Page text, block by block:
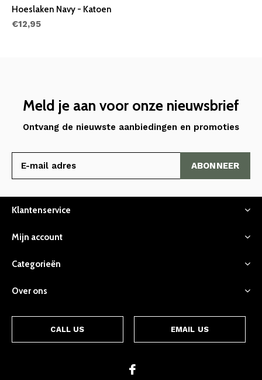
Hoeslaken Navy - Katoen
€12,95
Meld je aan voor onze nieuwsbrief
Ontvang de nieuwste aanbiedingen en promoties
ABONNEER
Klantenservice
Mijn account
Categorieën
Over ons
CALL US EMAIL US